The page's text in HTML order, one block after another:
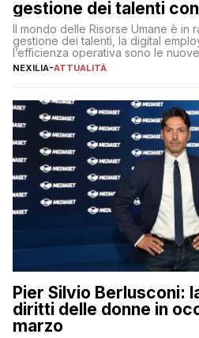
gestione dei talenti
Il mondo delle Risorse Umane è in
gestione dei talenti, la digital
l’efficienza operativa sono le
lavoro, d’altra parte, è sempre più
NEXILIA-ATTUALITÀ
Pier Silvio Berlusconi:
diritti delle donne in
marzo